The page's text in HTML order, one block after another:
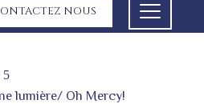
NOUS
lumière/ Oh Mercy!